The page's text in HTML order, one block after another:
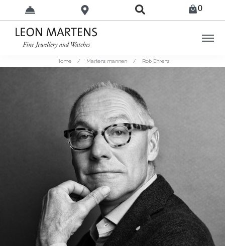
0
Home / Martens mannen / Rob Ehrens